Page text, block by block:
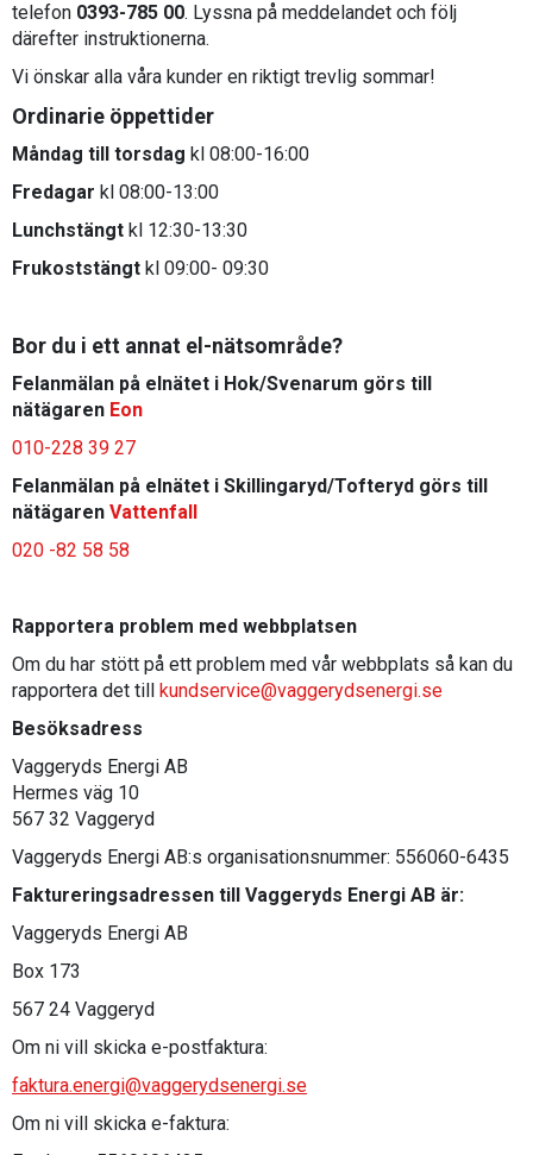
telefon 0393-785 00. Lyssna på meddelandet och följ
därefter instruktionerna.
Vi önskar alla våra kunder en riktigt trevlig sommar!
Ordinarie öppettider
Måndag till torsdag kl 08:00-16:00
Fredagar kl 08:00-13:00
Lunchstängt kl 12:30-13:30
Frukoststängt kl 09:00- 09:30
Bor du i ett annat el-nätsområde?
Felanmälan på elnätet i Hok/Svenarum görs till
nätägaren Eon
010-228 39 27
Felanmälan på elnätet i Skillingaryd/Tofteryd görs till
nätägaren Vattenfall
020 -82 58 58
Rapportera problem med webbplatsen
Om du har stött på ett problem med vår webbplats så kan du
rapportera det till kundservice@vaggerydsenergi.se
Besöksadress
Vaggeryds Energi AB
Hermes väg 10
567 32 Vaggeryd
Vaggeryds Energi AB:s organisationsnummer: 556060-6435
Faktureringsadressen till Vaggeryds Energi AB är:
Vaggeryds Energi AB
Box 173
567 24 Vaggeryd
Om ni vill skicka e-postfaktura:
faktura.energi@vaggerydsenergi.se
Om ni vill skicka e-faktura: